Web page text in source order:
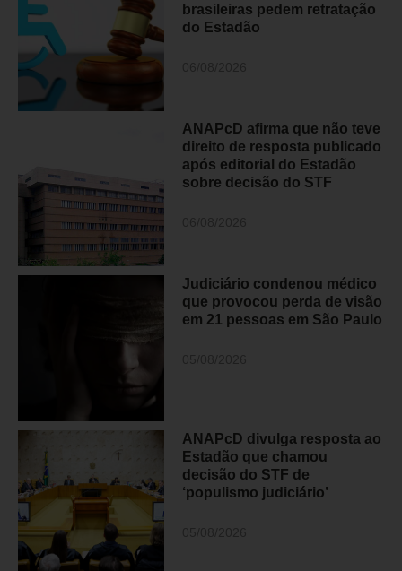
brasileiras pedem retratação
do Estadão
ANAPcD afirma que não teve
direito de resposta publicado
após editorial do Estadão
sobre decisão do STF
Judiciário condenou médico
que provocou perda de visão
em 21 pessoas em São Paulo
ANAPcD divulga resposta ao
Estadão que chamou
decisão do STF de
‘populismo judiciário’